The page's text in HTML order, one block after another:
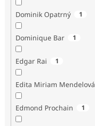
Dominik Opatrný 1
Dominique Bar 1
Edgar Rai 1
Edita Miriam Mendelová
Edmond Prochain 1